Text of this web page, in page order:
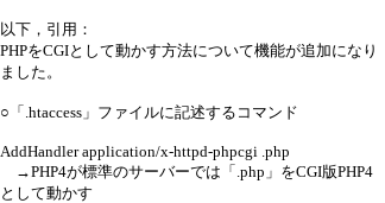
以下，引用：
PHPをCGIとして動かす方法について機能が追加になり
ました。
○「.htaccess」ファイルに記述するコマンド
AddHandler application/x-httpd-phpcgi .php
→PHP4が標準のサーバーでは「.php」をCGI版PHP4
として動かす